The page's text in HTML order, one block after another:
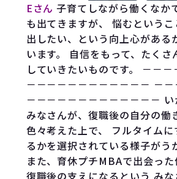
Eさん 子育てしながら働くなか
も出てきますが、 悩むという
出したい、という向上心がある
います。 自信をもって、たくさ
していきたいものです。 －－
－－－－－－－－－－－－ －
－－－－－－－－－－－－－
みなさんが、復職後の自分の働
色々考えた上で、 フルタイム
るかを選択されている様子がう
また、育休プチMBAで出会った